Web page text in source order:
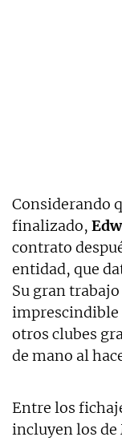
Considerando
finalizado,
contrato
entidad, que
Su gran
imprescindible
otros clubes
de mano al
Entre los
incluyen los de